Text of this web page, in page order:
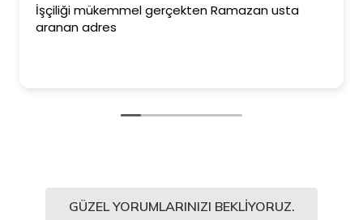
İşçiliği mükemmel gerçekten Ramazan usta
aranan adres
GÜZEL YORUMLARINIZI BEKLIYORUZ.